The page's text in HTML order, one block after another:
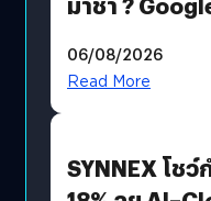
AGI
06/08/2026
Read More
SYNNEX โช